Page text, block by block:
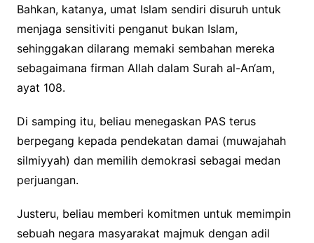
​Bahkan, katanya, umat Islam sendiri disuruh untuk
menjaga sensitiviti penganut bukan Islam,
sehinggakan dilarang memaki sembahan mereka
sebagaimana firman Allah dalam Surah al-An‘am,
ayat 108.
Di samping itu, beliau menegaskan PAS terus
berpegang kepada pendekatan damai (muwajahah
silmiyyah) dan memilih demokrasi sebagai medan
perjuangan.
Justeru, beliau memberi komitmen untuk memimpin
sebuah negara masyarakat majmuk dengan adil